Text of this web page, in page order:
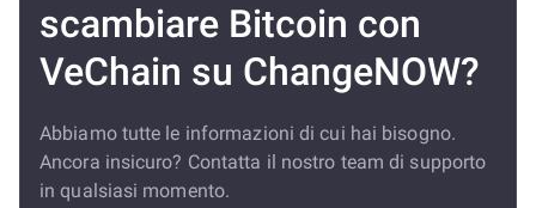
scambiare Bitcoin con
VeChain su ChangeNOW?
Abbiamo tutte le informazioni di cui hai bisogno.
Ancora insicuro? Contatta il nostro team di supporto
in qualsiasi momento.